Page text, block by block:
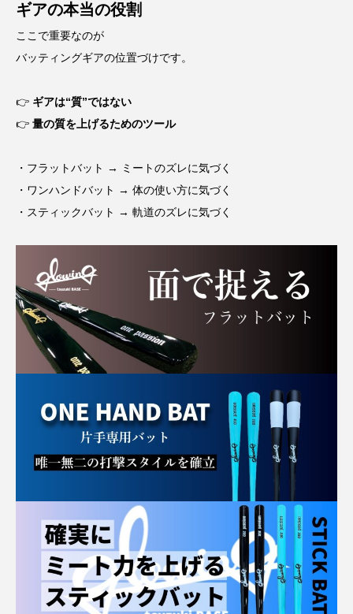
ギアの本当の役割
ここで重要なのが
バッティングギアの位置づけです。
👉 ギアは“質”ではない
👉 量の質を上げるためのツール
・フラットバット → ミートのズレに気づく
・ワンハンドバット → 体の使い方に気づく
・スティックバット → 軌道のズレに気づく